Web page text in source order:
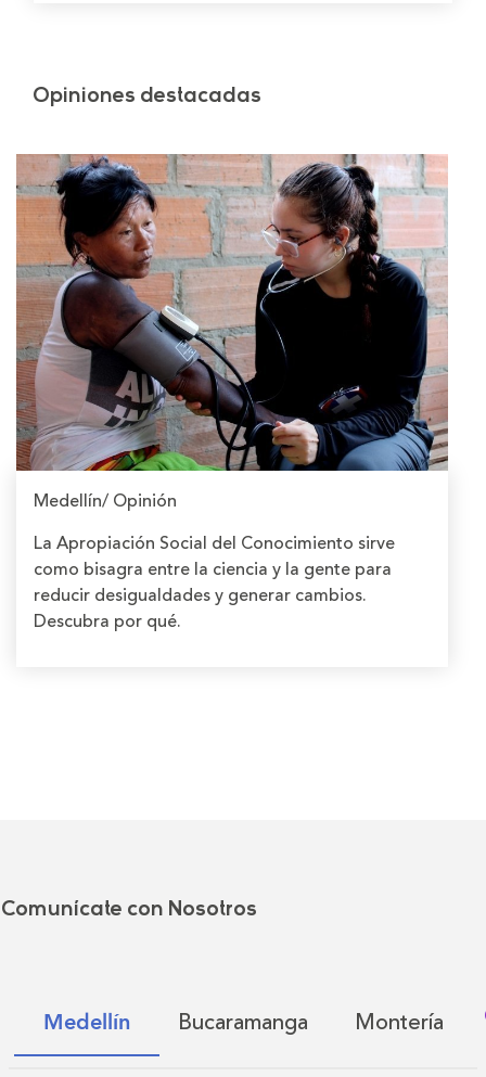
Opiniones destacadas
Medellín/ Opinión
La Apropiación Social del Conocimiento sirve
como bisagra entre la ciencia y la gente para
reducir desigualdades y generar cambios.
Descubra por qué.
Comunícate con Nosotros
Medellín Bucaramanga Montería